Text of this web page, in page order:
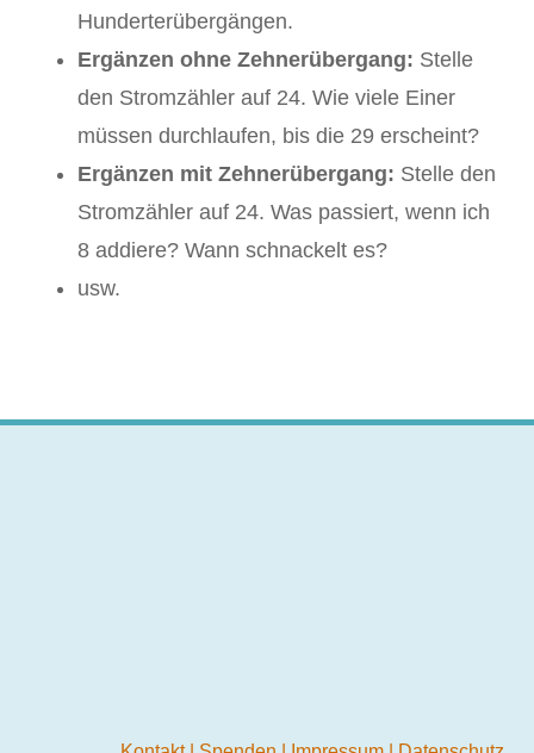
Hunderterübergängen.
Ergänzen ohne Zehnerübergang: Stelle
den Stromzähler auf 24. Wie viele Einer
müssen durchlaufen, bis die 29 erscheint?
Ergänzen mit Zehnerübergang: Stelle den
Stromzähler auf 24. Was passiert, wenn ich
8 addiere? Wann schnackelt es?
usw.